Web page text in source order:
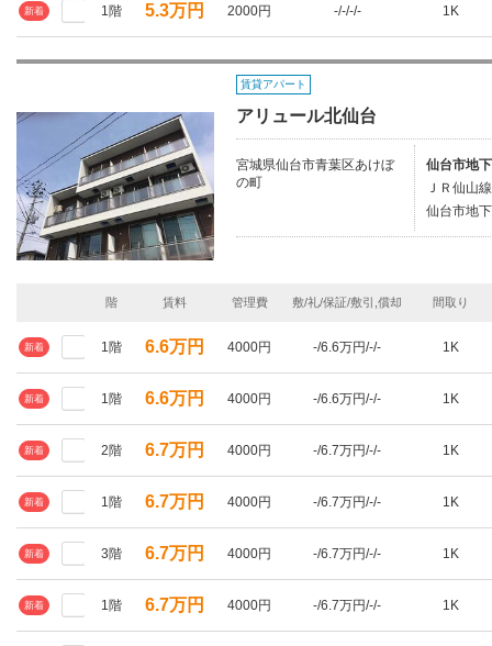
新着 1階 5.3万円 2000円 -/-/-/- 1K
賃貸アパート
アリュール北仙台
宮城県仙台市青葉区あけぼ
の町
仙台市地
ＪＲ仙山
仙台市地
階 賃料 管理費 敷/礼/保証/敷引,償却 間取り
新着 1階 6.6万円 4000円 -/6.6万円/-/- 1K
新着 1階 6.6万円 4000円 -/6.6万円/-/- 1K
新着 2階 6.7万円 4000円 -/6.7万円/-/- 1K
新着 1階 6.7万円 4000円 -/6.7万円/-/- 1K
新着 3階 6.7万円 4000円 -/6.7万円/-/- 1K
新着 1階 6.7万円 4000円 -/6.7万円/-/- 1K